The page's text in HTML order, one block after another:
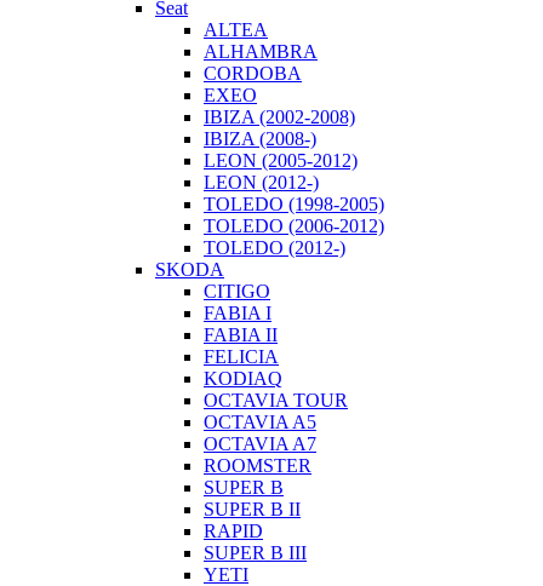
Seat
ALTEA
ALHAMBRA
CORDOBA
EXEO
IBIZA (2002-2008)
IBIZA (2008-)
LEON (2005-2012)
LEON (2012-)
TOLEDO (1998-2005)
TOLEDO (2006-2012)
TOLEDO (2012-)
SKODA
CITIGO
FABIA I
FABIA II
FELICIA
KODIAQ
OCTAVIA TOUR
OCTAVIA A5
OCTAVIA A7
ROOMSTER
SUPER B
SUPER B II
RAPID
SUPER B III
YETI